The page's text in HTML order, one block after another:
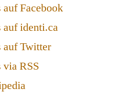
auf Facebook
auf identi.ca
auf Twitter
via RSS